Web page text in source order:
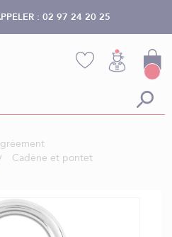
: 02 97 24 20 25
Cadène et pontet